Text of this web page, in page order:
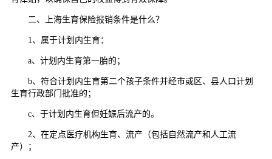
二、上海生育保险报销条件是什么？
1、属于计划内生育：
a、计划内生育第一胎的；
b、符合计划内生育第二个孩子条件并经市或区、县人口计划
生育行政部门批准的；
c、于计划内生育但妊娠后流产的。
2、在定点医疗机构生育、流产（包括自然流产和人工流
产）；